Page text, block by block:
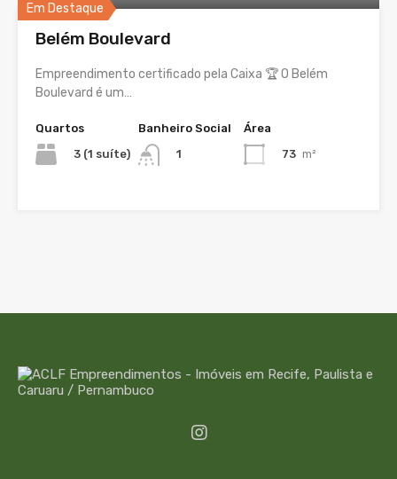
Em Destaque
Belém Boulevard
Empreendimento certificado pela Caixa 🏆 O Belém
Boulevard é um…
Quartos
3 (1 suíte)
Banheiro Social
1
Área
73 m²